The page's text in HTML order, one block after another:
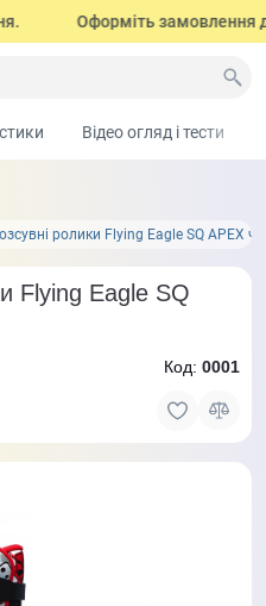
Оформіть замовлення до
ролики Flying Eagle SQ APEX
Відео огляд і тести
Flying Eagle SQ
Код: 0001